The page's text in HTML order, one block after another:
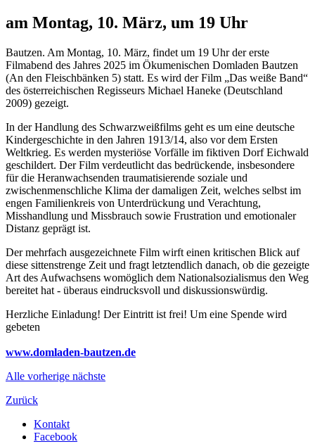
am Montag, 10. März, um 19 Uhr
Bautzen. Am Montag, 10. März, findet um 19 Uhr der erste
Filmabend des Jahres 2025 im Ökumenischen Domladen Bautzen
(An den Fleischbänken 5) statt. Es wird der Film „Das weiße Band“
des österreichischen Regisseurs Michael Haneke (Deutschland
2009) gezeigt.
In der Handlung des Schwarzweißfilms geht es um eine deutsche
Kindergeschichte in den Jahren 1913/14, also vor dem Ersten
Weltkrieg. Es werden mysteriöse Vorfälle im fiktiven Dorf Eichwald
geschildert. Der Film verdeutlicht das bedrückende, insbesondere
für die Heranwachsenden traumatisierende soziale und
zwischenmenschliche Klima der damaligen Zeit, welches selbst im
engen Familienkreis von Unterdrückung und Verachtung,
Misshandlung und Missbrauch sowie Frustration und emotionaler
Distanz geprägt ist.
Der mehrfach ausgezeichnete Film wirft einen kritischen Blick auf
diese sittenstrenge Zeit und fragt letztendlich danach, ob die gezeigte
Art des Aufwachsens womöglich dem Nationalsozialismus den Weg
bereitet hat - überaus eindrucksvoll und diskussionswürdig.
Herzliche Einladung! Der Eintritt ist frei! Um eine Spende wird
gebeten
www.domladen-bautzen.de
Alle vorherige nächste
Zurück
Kontakt
Facebook